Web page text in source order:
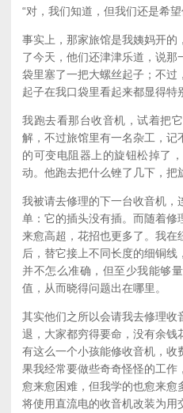
“对，我们知道，但我们还是希
事实上，那家旅馆是我姨妈开的
了今天，他们还津津乐道，说那
袋里塞了一把大螺丝起子；不过
起子在我口袋里看起来都显得特
我跑去看那台收音机，试着把
解，不过旅馆里有一名杂工，
的可变电阻器上的旋钮松掉了
动。他跑去把什么锉了几下，把
我被请去修理的下一台收音机
单：它的插头没有插。而随着修
来愈高超，花招也更多了。我
后，替它接上不同长度的细铜
并不怎么准确，但至少我能够
值，从而晓得问题出在哪里。
其实他们之所以会请我去修理
退，大家都穷得要命，没有余
有这么一个小孩能修收音机，
果我经常要做些奇奇怪怪的工
愈来愈困难，但我学的也愈来
将使用直流电的收音机改装为用